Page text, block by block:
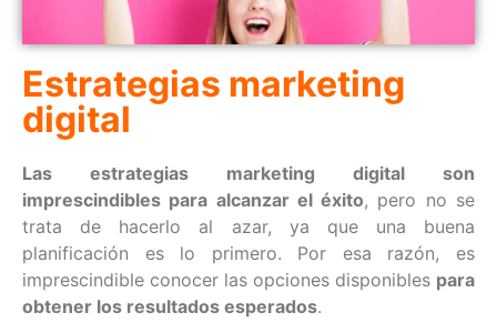
Estrategias marketing
digital
Las estrategias marketing digital son
imprescindibles para alcanzar el éxito, pero no se
trata de hacerlo al azar, ya que una buena
planificación es lo primero. Por esa razón, es
imprescindible conocer las opciones disponibles para
obtener los resultados esperados.